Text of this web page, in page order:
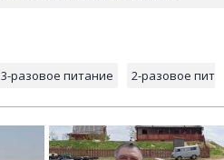
3-разовое питание 2-разовое